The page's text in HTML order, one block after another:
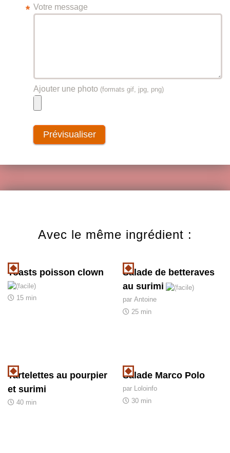
Votre message
*
Ajouter une photo (formats gif, jpg, png)
Avec le même ingrédient :
Toasts poisson clown
15 min
Salade de betteraves
au surimi
par Antoine
25 min
Tartelettes au pourpier
et surimi
40 min
Salade Marco Polo
par Loloinfo
30 min